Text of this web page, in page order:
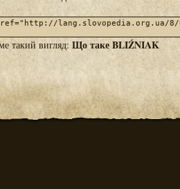
такий вигляд: Що таке BLIŹNIAK